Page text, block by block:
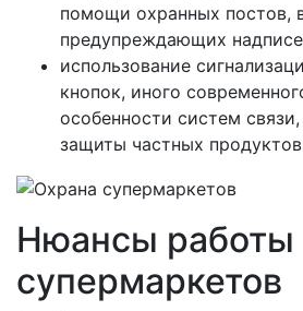
помощи охранных постов,
предупреждающих
использование
кнопок, иного
особенности систем
защиты частных
Нюансы работы
супермаркетов